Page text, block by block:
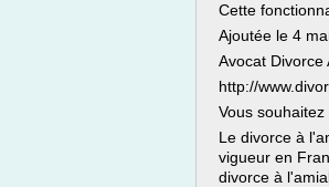
Cette
Ajoutée le 4
Avocat Divorce
http://
Vous
Le divorce à
vigueur en
divorce à